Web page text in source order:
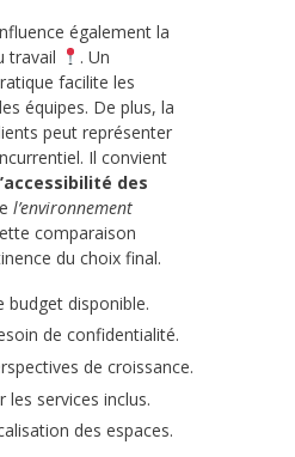
également la
travail
. Un
facilite les
équipes. De plus, la
peut représenter
Il convient
des
l’environnement
comparaison
du choix final.
budget disponible.
de confidentialité.
de croissance.
les services inclus.
des espaces.